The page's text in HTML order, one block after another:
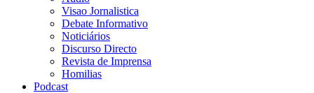
Visao Jornalistica
Debate Informativo
Noticiários
Discurso Directo
Revista de Imprensa
Homilias
Podcast